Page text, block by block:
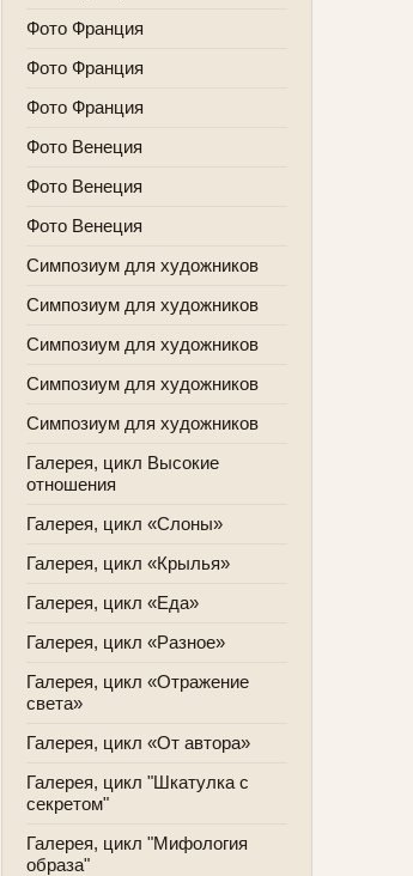
Фото Франция
Фото Франция
Фото Франция
Фото Венеция
Фото Венеция
Фото Венеция
Симпозиум для художников
Симпозиум для художников
Симпозиум для художников
Симпозиум для художников
Симпозиум для художников
Галерея, цикл Высокие
отношения
Галерея, цикл «Слоны»
Галерея, цикл «Крылья»
Галерея, цикл «Еда»
Галерея, цикл «Разное»
Галерея, цикл «Отражение
света»
Галерея, цикл «От автора»
Галерея, цикл "Шкатулка с
секретом"
Галерея, цикл "Мифология
образа"